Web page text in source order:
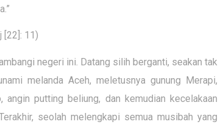
[22]: 11)
negeri ini. Datang silih berganti, seakan tak
melanda Aceh, meletusnya gunung Merapi,
putting beliung, dan kemudian kecelakaan
seolah melengkapi semua musibah yang